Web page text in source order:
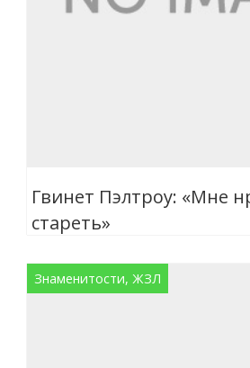
Гвинет Пэлтроу: «Мне
стареть»
Знаменитости, ЖЗЛ